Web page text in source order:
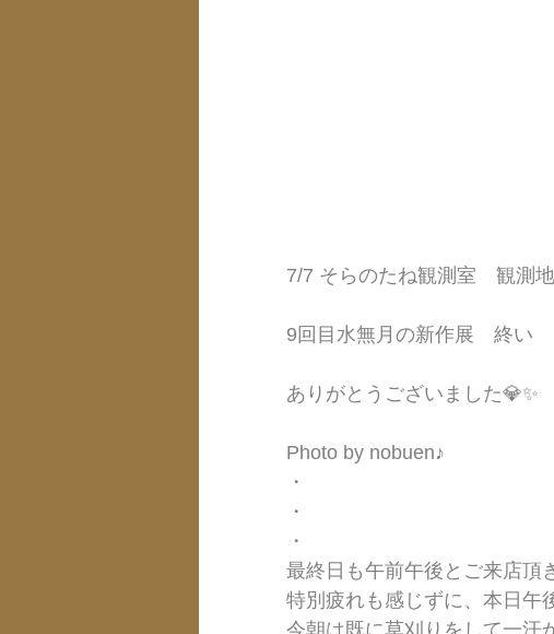
7/7 そらのたね観測室　観測
9回目水無月の新作展　終い
ありがとうございました💎✨
Photo by nobuen♪
・
・
・
最終日も午前午後とご来店頂
特別疲れも感じずに、本日午